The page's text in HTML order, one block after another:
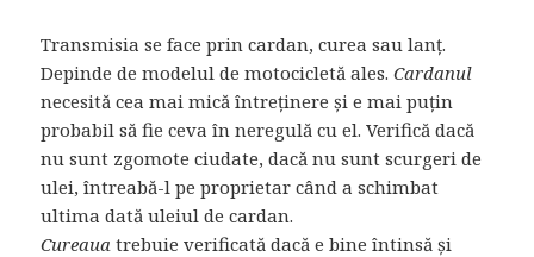
Transmisia se face prin cardan, curea sau lanț.
Depinde de modelul de motocicletă ales.Cardanul
necesită cea mai mică întreținere și e mai puțin
probabil să fie ceva în neregulă cu el. Verifică dacă
nu sunt zgomote ciudate, dacă nu sunt scurgeri de
ulei, întreabă-l pe proprietar când a schimbat
ultima dată uleiul de cardan.
Cureaua trebuie verificată dacă e bine întinsă și